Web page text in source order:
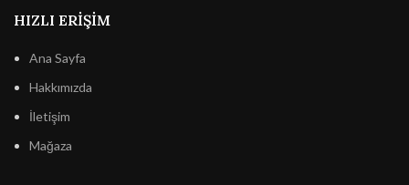
HIZLI ERIŞIM
Ana Sayfa
Hakkımızda
İletişim
Mağaza